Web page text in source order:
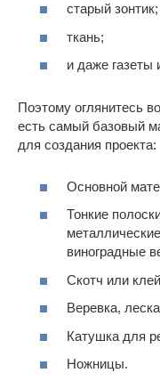
старый зонтик;
ткань;
и даже газеты
Поэтому оглянитесь
есть самый базовый
для создания проекта:
Основной
Тонкие
виноградные
Скотч или
Веревка,
Катушка для
Ножницы.